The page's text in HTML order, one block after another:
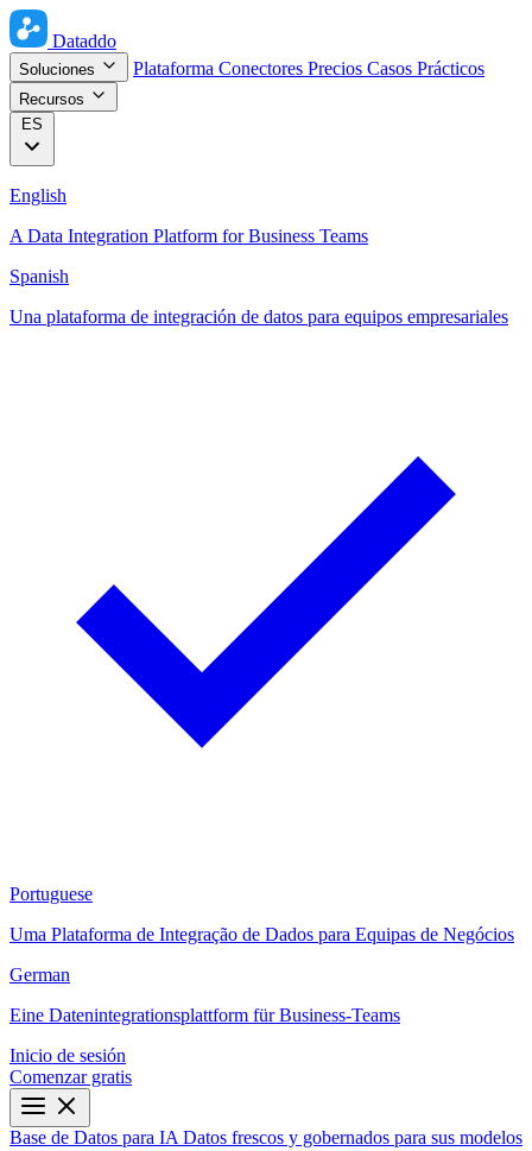
Dataddo
Soluciones Plataforma Conectores Precios Casos Prácticos
Recursos
ES
English
A Data Integration Platform for Business Teams
Spanish
Una plataforma de integración de datos para equipos empresariales
Portuguese
Uma Plataforma de Integração de Dados para Equipas de Negócios
German
Eine Datenintegrationsplattform für Business-Teams
Inicio de sesión
Comenzar gratis
Base de Datos para IA Datos frescos y gobernados para sus modelos